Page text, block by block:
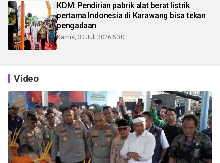
KDM: Pendirian pabrik alat berat listrik
pertama Indonesia di Karawang bisa tekan
pengadaan
Kamis, 30 Juli 2026 6:30
Video